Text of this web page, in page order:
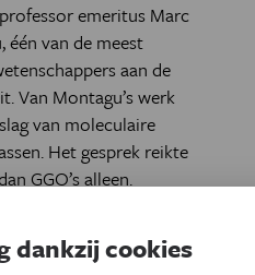
emeritus Marc
één van de meest
aan de
Van Montagu’s werk
van moleculaire
Het gesprek reikte
GGO’s alleen.
dankzij cookies